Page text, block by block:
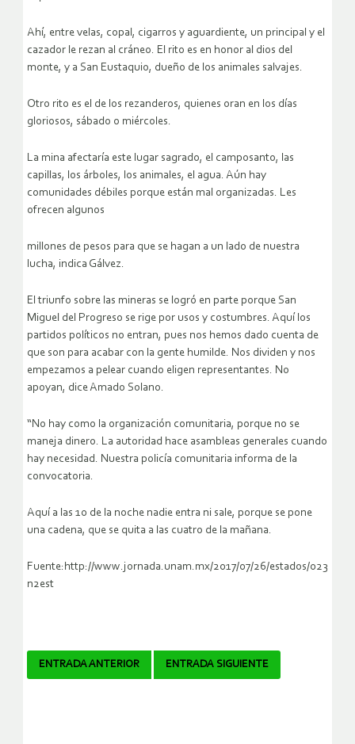
Ahí, entre velas, copal, cigarros y aguardiente, un principal y el
cazador le rezan al cráneo. El rito es en honor al dios del
monte, y a San Eustaquio, dueño de los animales salvajes.
Otro rito es el de los rezanderos, quienes oran en los días
gloriosos, sábado o miércoles.
La mina afectaría este lugar sagrado, el camposanto, las
capillas, los árboles, los animales, el agua. Aún hay
comunidades débiles porque están mal organizadas. Les
ofrecen algunos
millones de pesos para que se hagan a un lado de nuestra
lucha, indica Gálvez.
El triunfo sobre las mineras se logró en parte porque San
Miguel del Progreso se rige por usos y costumbres. Aquí los
partidos políticos no entran, pues nos hemos dado cuenta de
que son para acabar con la gente humilde. Nos dividen y nos
empezamos a pelear cuando eligen representantes. No
apoyan, dice Amado Solano.
“No hay como la organización comunitaria, porque no se
maneja dinero. La autoridad hace asambleas generales cuando
hay necesidad. Nuestra policía comunitaria informa de la
convocatoria.
Aquí a las 10 de la noche nadie entra ni sale, porque se pone
una cadena, que se quita a las cuatro de la mañana.
Fuente:http://www.jornada.unam.mx/2017/07/26/estados/023
n2est
Navegador
ENTRADA ANTERIOR ENTRADA SIGUIENTE